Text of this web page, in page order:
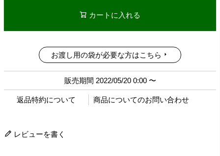
カートに入れる
お渡し用の袋が必要な方はこちら
販売期間 2022/05/20 0:00 〜
返品特約について 商品についてのお問い合わせ
レビューを書く